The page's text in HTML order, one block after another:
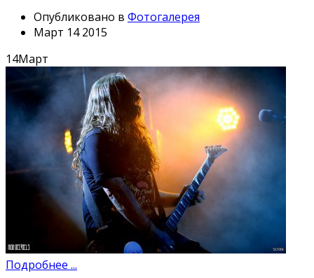
Опубликовано в Фотогалерея
Март 14 2015
14Март
Подробнее ...